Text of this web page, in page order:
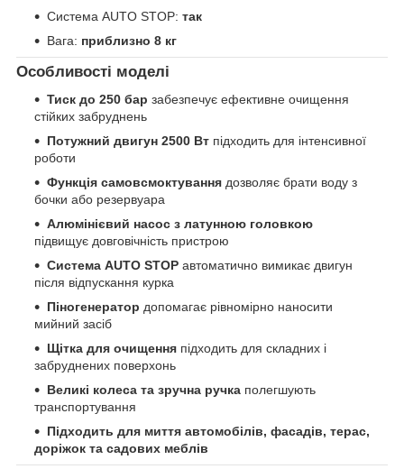
Система AUTO STOP: так
Вага: приблизно 8 кг
Особливості моделі
Тиск до 250 бар забезпечує ефективне очищення
стійких забруднень
Потужний двигун 2500 Вт підходить для інтенсивної
роботи
Функція самовсмоктування дозволяє брати воду з
бочки або резервуара
Алюмінієвий насос з латунною головкою
підвищує довговічність пристрою
Система AUTO STOP автоматично вимикає двигун
після відпускання курка
Піногенератор допомагає рівномірно наносити
мийний засіб
Щітка для очищення підходить для складних і
забруднених поверхонь
Великі колеса та зручна ручка полегшують
транспортування
Підходить для миття автомобілів, фасадів, терас,
доріжок та садових меблів